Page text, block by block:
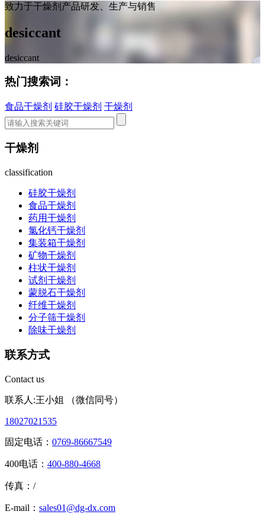
致力于干燥剂产品研发、生产与销售
desiccant
desiccant
热门搜索词：
食品干燥剂 硅胶干燥剂 干燥剂
干燥剂
classification
硅胶干燥剂
食品干燥剂
药用干燥剂
氯化钙干燥剂
集装箱干燥剂
矿物干燥剂
柱状干燥剂
试剂干燥剂
蒙脱石干燥剂
纤维干燥剂
分子筛干燥剂
除味干燥剂
联系方式
Contact us
联系人:王小姐 （微信同号）
18027021535
固定电话： 0769-86667549
400电话： 400-880-4668
传真：/
E-mail： sales01@dg-dx.com